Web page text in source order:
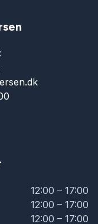
12:00 – 17:00
12:00 – 17:00
12:00 – 17:00